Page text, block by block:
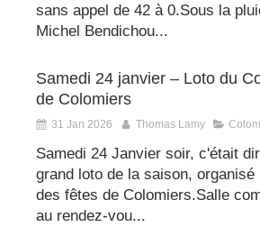
sans appel de 42 à 0.Sous la
Michel Bendichou...
Samedi 24 janvier – Loto du
de Colomiers
31 Jan 2026 Thomas Lamy
Samedi 24 Janvier soir, c'était
grand loto de la saison, organisé
des fêtes de Colomiers.Salle
au rendez-vou...